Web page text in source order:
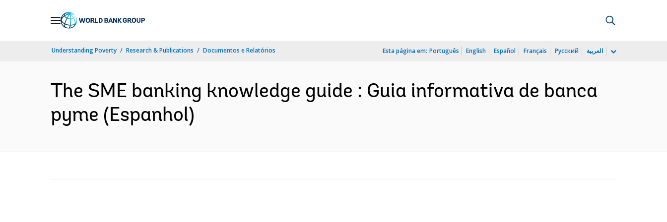
Understanding Poverty Research & Publications Documentos e Relatórios Esta página em: Português English Español Français Русский العربية
The SME banking knowledge guide : Guia informativa de banca
pyme (Espanhol)